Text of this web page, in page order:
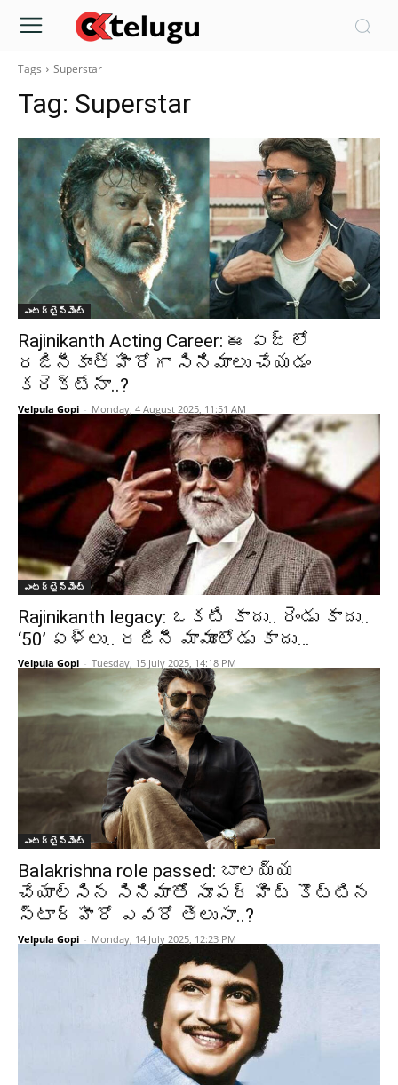
Tags Superstar
Tag: Superstar
ఎంటర్టైన్మెంట్
Rajinikanth Acting Career: ఈ ఏజ్ లో
రజినీకాంత్ హీరోగా సినిమాలు చేయడం
కరెక్టేనా..?
Velpula Gopi - Monday, 4 August 2025, 11:51 AM
ఎంటర్టైన్మెంట్
Rajinikanth legacy: ఒకటి కాదు.. రెండు కాదు..
‘50’ ఏళ్లు.. రజినీ మామూలోడు కాదు…
Velpula Gopi - Tuesday, 15 July 2025, 14:18 PM
ఎంటర్టైన్మెంట్
Balakrishna role passed: బాలయ్య
చేయాల్సిన సినిమాతో సూపర్ హిట్ కొట్టిన
స్టార్ హీరో ఎవరో తెలుసా..?
Velpula Gopi - Monday, 14 July 2025, 12:23 PM